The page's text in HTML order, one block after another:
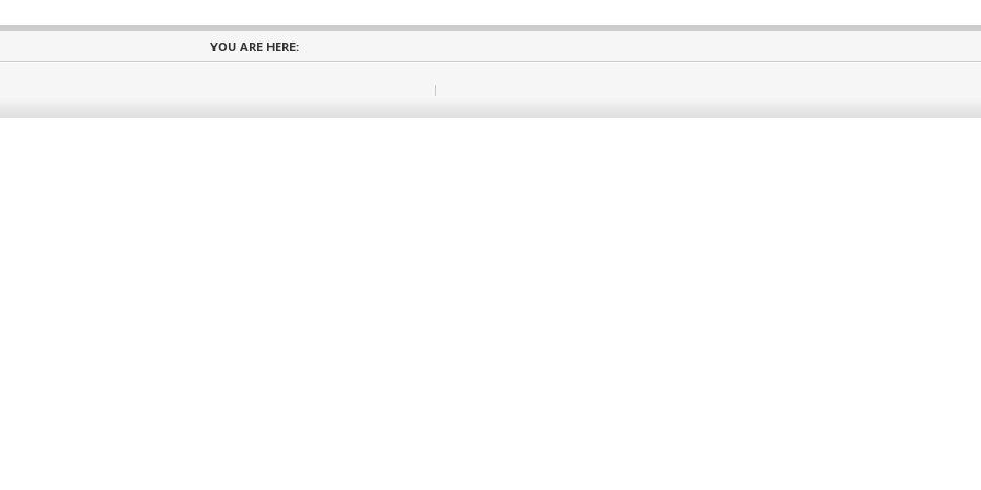
YOU ARE HERE: